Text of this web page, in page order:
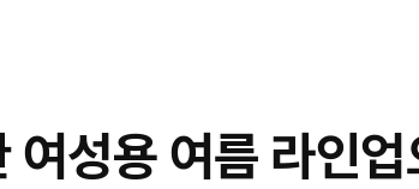
성용 여름 라인